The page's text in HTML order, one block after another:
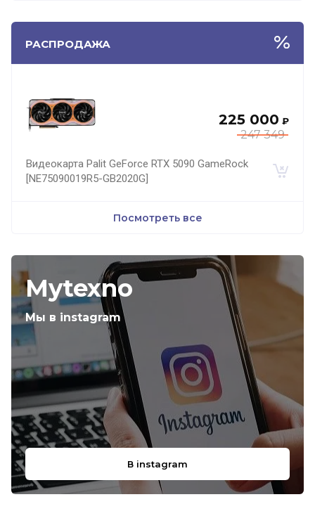
РАСПРОДАЖА
247 349
225 000 ₽
Видеокарта Palit GeForce RTX 5090 GameRock
[NE75090019R5-GB2020G]
Посмотреть все
Mytexno
Мы в instagram
В instagram